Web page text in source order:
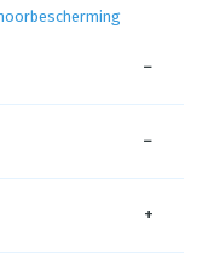
−
−
+